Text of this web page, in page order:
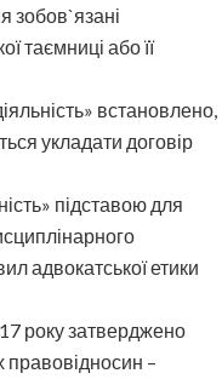
зобов`язані
таємниці або її
встановлено,
укладати договір
підставою для
адвокатської етики
року затверджено
правовідносин –